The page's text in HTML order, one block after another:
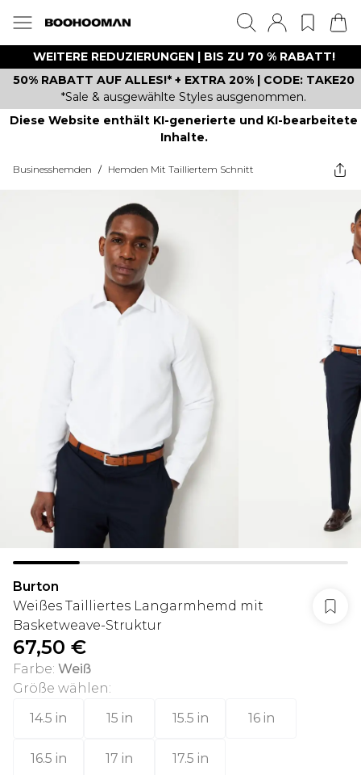
WEITERE REDUZIERUNGEN | BIS ZU 70 % RABATT!
50% RABATT AUF ALLES!* + EXTRA 20% | CODE: TAKE20
*Sale & ausgewählte Styles ausgenommen.
Diese Website enthält KI-generierte und KI-bearbeitete
Inhalte.
Businesshemden / Hemden Mit Tailliertem Schnitt
Burton
Weißes Tailliertes Langarmhemd mit
Basketweave-Struktur
67,50 €
Farbe: Weiß
Größe wählen:
14.5 in
15 in 15.5 in 16 in
16.5 in 17 in 17.5 in